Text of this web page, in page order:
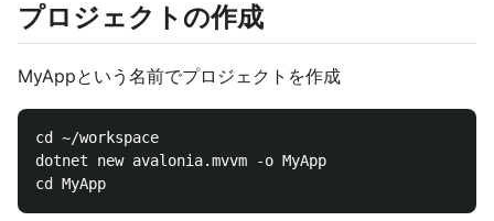
プロジェクトの作成
MyAppという名前でプロジェクトを作成
cd ~/workspace
dotnet new avalonia.mvvm -o MyApp